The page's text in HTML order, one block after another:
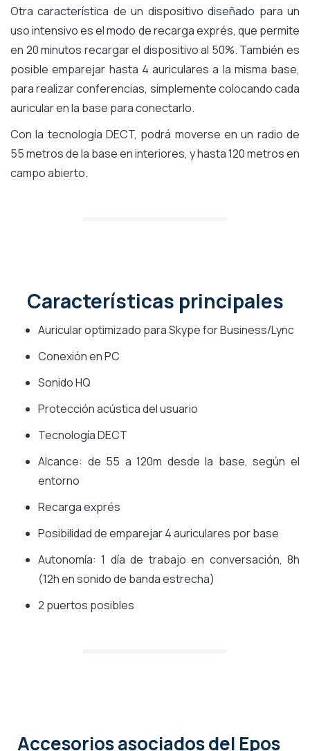
Otra característica de un dispositivo diseñado para un
uso intensivo es el modo de recarga exprés, que permite
en 20 minutos recargar el dispositivo al 50%. También es
posible emparejar hasta 4 auriculares a la misma base,
para realizar conferencias, simplemente colocando cada
auricular en la base para conectarlo.
Con la tecnología DECT, podrá moverse en un radio de
55 metros de la base en interiores, y hasta 120 metros en
campo abierto.
Características principales
Auricular optimizado para Skype for Business/Lync
Conexión en PC
Sonido HQ
Protección acústica del usuario
Tecnología DECT
Alcance: de 55 a 120m desde la base, según el
entorno
Recarga exprés
Posibilidad de emparejar 4 auriculares por base
Autonomía: 1 día de trabajo en conversación, 8h
(12h en sonido de banda estrecha)
2 puertos posibles
Accesorios asociadosdel Epos